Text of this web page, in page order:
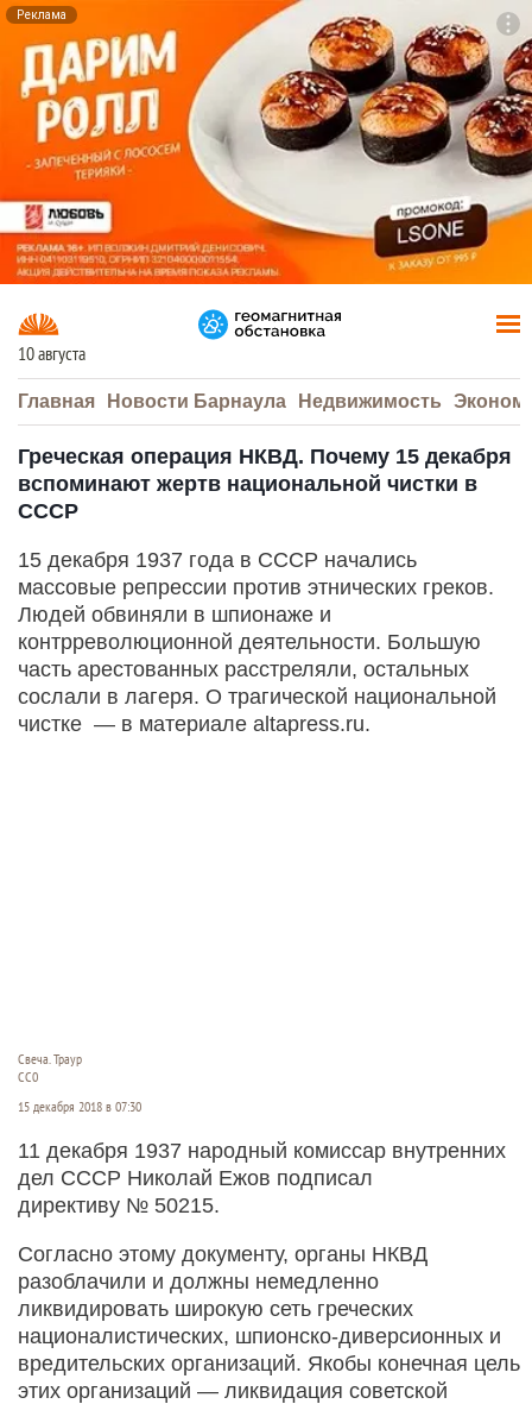
Реклама
10 августа
Главная Новости Барнаула Недвижимость
Греческая операция НКВД. Почему 15 декабря
вспоминают жертв национальной чистки в
СССР
15 декабря 1937 года в СССР начались
массовые репрессии против этнических греков.
Людей обвиняли в шпионаже и
контрреволюционной деятельности. Большую
часть арестованных расстреляли, остальных
сослали в лагеря. О трагической национальной
чистке — в материале altapress.ru.
Свеча. Траур
СС0
15 декабря 2018 в 07:30
11 декабря 1937 народный комиссар внутренних
дел СССР Николай Ежов подписал
директиву № 50215.
Согласно этому документу, органы НКВД
разоблачили и должны немедленно
ликвидировать широкую сеть греческих
националистических, шпионско-диверсионных и
вредительских организаций. Якобы конечная цель
этих организаций — ликвидация советской